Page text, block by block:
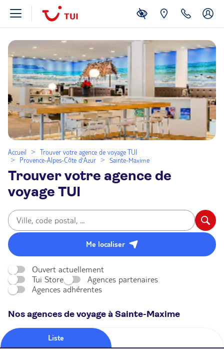
Accueil
Trouver votre agence de voyage TUI
Provence-Alpes-Côte d'Azur
Sainte-Maxime
Trouver votre agence de
voyage TUI
Me localiser
Ouvert actuellement
Tui Store
Agences partenaires
Agences adhérentes
Nos agences de voyage à Sainte-Maxime
Liste
Carte